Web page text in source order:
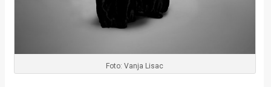
Foto: Vanja Lisac